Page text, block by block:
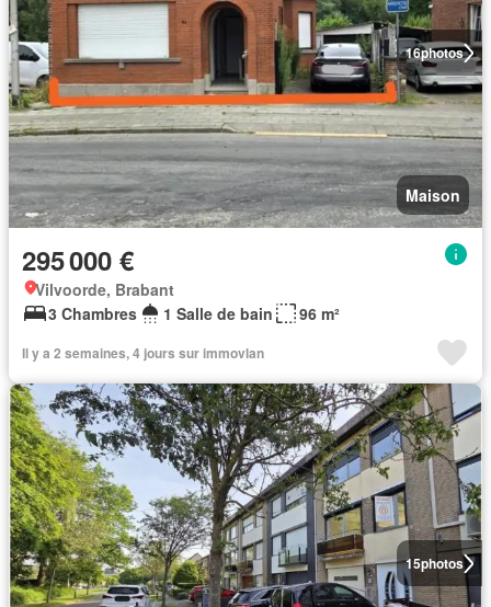
16photos
Maison
295 000 €
Vilvoorde, Brabant
3 Chambres
1 Salle de bain 96 m²
Il y a 2 semaines, 4 jours sur immovlan
15photos